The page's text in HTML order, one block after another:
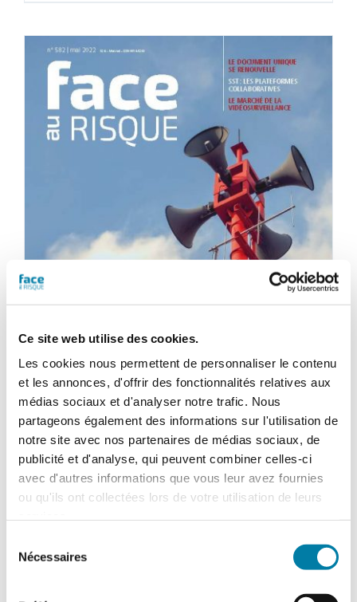
Ce site web utilise des cookies.
Les cookies nous permettent de personnaliser le contenu
et les annonces, d'offrir des fonctionnalités relatives aux
médias sociaux et d'analyser notre trafic. Nous
partageons également des informations sur l'utilisation de
notre site avec nos partenaires de médias sociaux, de
publicité et d'analyse, qui peuvent combiner celles-ci
avec d'autres informations que vous leur avez fournies
ou qu'ils ont collectées lors de votre utilisation de leurs
Nécessaires
Face au Risque
Magazine numérique n° 582 –
Mai 2022
28,80€ TTC